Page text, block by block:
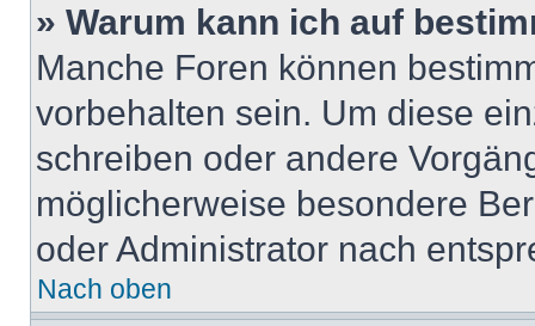
» Warum kann ich auf
Manche Foren können
vorbehalten sein. Um diese
schreiben oder andere
möglicherweise besondere
oder Administrator nach
Nach oben